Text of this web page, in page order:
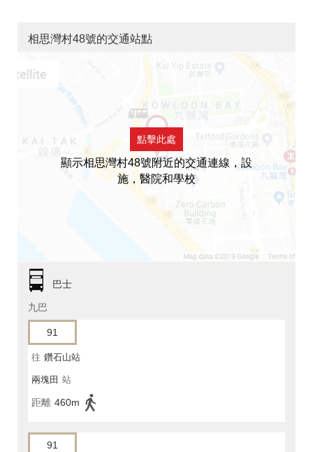
相思灣村48號的交通站點
點擊此處
顯示相思灣村48號附近的交通連線，設
施，醫院和學校
巴士
九巴
91
往 鑽石山站
兩塊田 站
距離 460m
91